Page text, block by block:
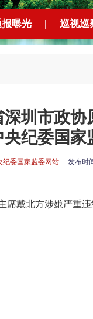
曝光 | 巡视巡
深圳市政
央纪委国家
纪委国家监委网站 发布时
席戴北方涉嫌严重